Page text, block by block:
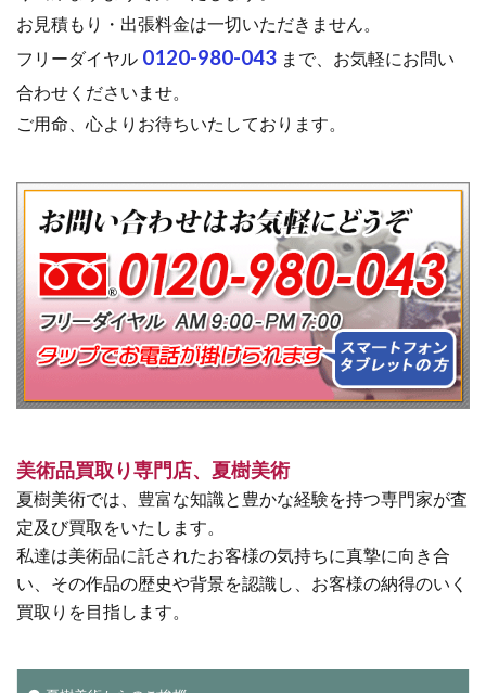
お見積もり・出張料金は一切いただきません。
フリーダイヤル 0120-980-043 まで、お気軽にお問い
合わせくださいませ。
ご用命、心よりお待ちいたしております。
美術品買取り専門店、夏樹美術
夏樹美術では、豊富な知識と豊かな経験を持つ専門家が査
定及び買取をいたします。
私達は美術品に託されたお客様の気持ちに真摯に向き合
い、その作品の歴史や背景を認識し、お客様の納得のいく
買取りを目指します。